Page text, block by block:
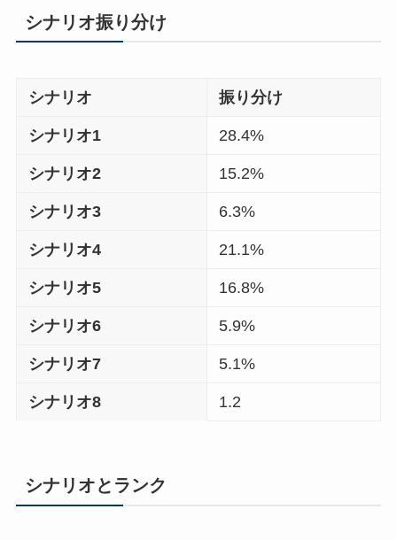
シナリオ振り分け
シナリオ 振り分け
シナリオ1 28.4%
シナリオ2 15.2%
シナリオ3 6.3%
シナリオ4 21.1%
シナリオ5 16.8%
シナリオ6 5.9%
シナリオ7 5.1%
シナリオ8 1.2
シナリオとランク